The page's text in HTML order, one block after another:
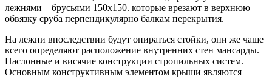
лежнями – брусьями 150х150. которые врезают в верхнюю
обвязку сруба перпендикулярно балкам перекрытия.
На лежни впоследствии будут опираться стойки, они же чаще
всего определяют расположение внутренних стен мансарды.
Наслонные и висячие конструкции стропильных систем.
Основным конструктивным элементом крыши являются